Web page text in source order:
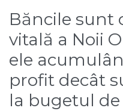
Băncile sunt
vitală a Noii
ele
profit decât
la bugetul de